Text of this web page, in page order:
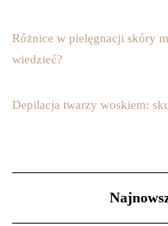
Różnice w pielęgnacji skóry
wiedzieć?
Depilacja twarzy woskiem: